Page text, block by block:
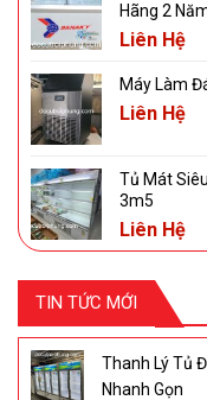
Hãng 2
Liên Hệ
Máy Làm
Liên Hệ
Tủ Mát
3m5
Liên Hệ
TIN TỨC MỚI
Thanh Lý Tủ
Nhanh Gọn